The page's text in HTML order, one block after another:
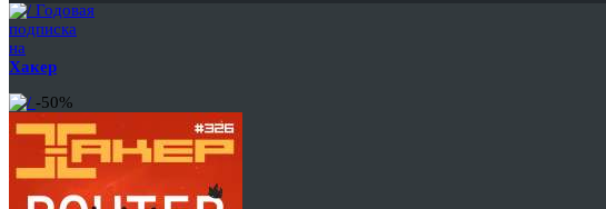
Годовая
подписка
на
Хакер
-50%